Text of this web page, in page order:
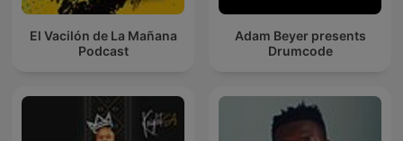
El Vacilón de La Mañana
Podcast
Adam Beyer presents
Drumcode